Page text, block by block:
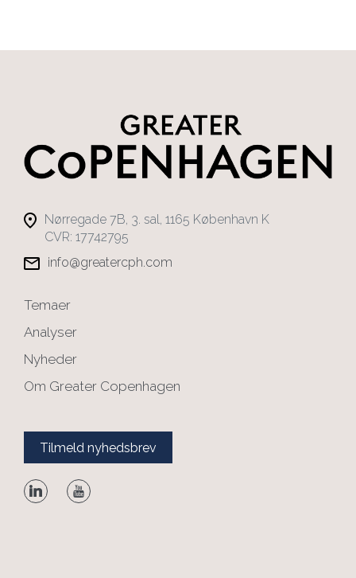
Nørregade 7B, 3. sal, 1165 København K
CVR: 17742795
info@greatercph.com
Temaer
Analyser
Nyheder
Om Greater Copenhagen
Tilmeld nyhedsbrev